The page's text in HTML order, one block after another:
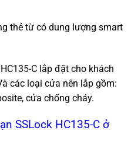
thẻ từ có dung lượng smart
C lắp đặt cho khách
các loại cửa nên lắp gồm:
cửa chống cháy.
SSLock HC135-C ở